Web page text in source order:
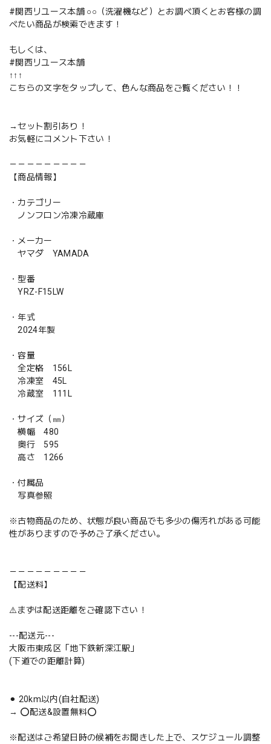
#関西リユース本舗 ○○（洗濯機など）とお調べ頂くとお客様の調
べたい商品が検索できます！
もしくは、
#関西リユース本舗
↑↑↑
こちらの文字をタップして、色んな商品をご覧ください！！
→セット割引あり！
お気軽にコメント下さい！
－－－－－－－－－
【商品情報】
・カテゴリー
ノンフロン冷凍冷蔵庫
・メーカー
ヤマダ YAMADA
・型番
YRZ-F15LW
・年式
2024年製
・容量
全定格 156L
冷凍室 45L
冷蔵室 111L
・サイズ（㎜）
横幅 480
奥行 595
高さ 1266
・付属品
写真参照
※古物商品のため、状態が良い商品でも多少の傷汚れがある可能
性がありますので予めご了承ください。
－－－－－－－－－
【配送料】
⚠️まずは配送距離をご確認下さい！
---配送元---
大阪市東成区「地下鉄新深江駅」
(下道での距離計算)
⚫︎ 20km以内(自社配送)
→ ⭕️配送&設置無料⭕️
※配送はご希望日時の候補をお聞きした上で、スケジュール調整